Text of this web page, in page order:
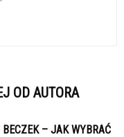
OD AUTORA
– JAK WYBRAĆ